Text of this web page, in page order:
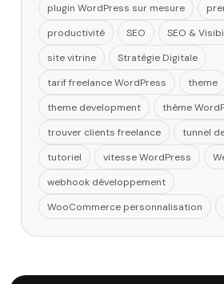
plugin WordPress sur mesure
productivité
SEO SEO &
site vitrine
Stratégie Digitale
tarif freelance WordPress
theme
theme development
thème
trouver clients freelance
tunnel
tutoriel
vitesse WordPress
webhook développement
WooCommerce personnalisation